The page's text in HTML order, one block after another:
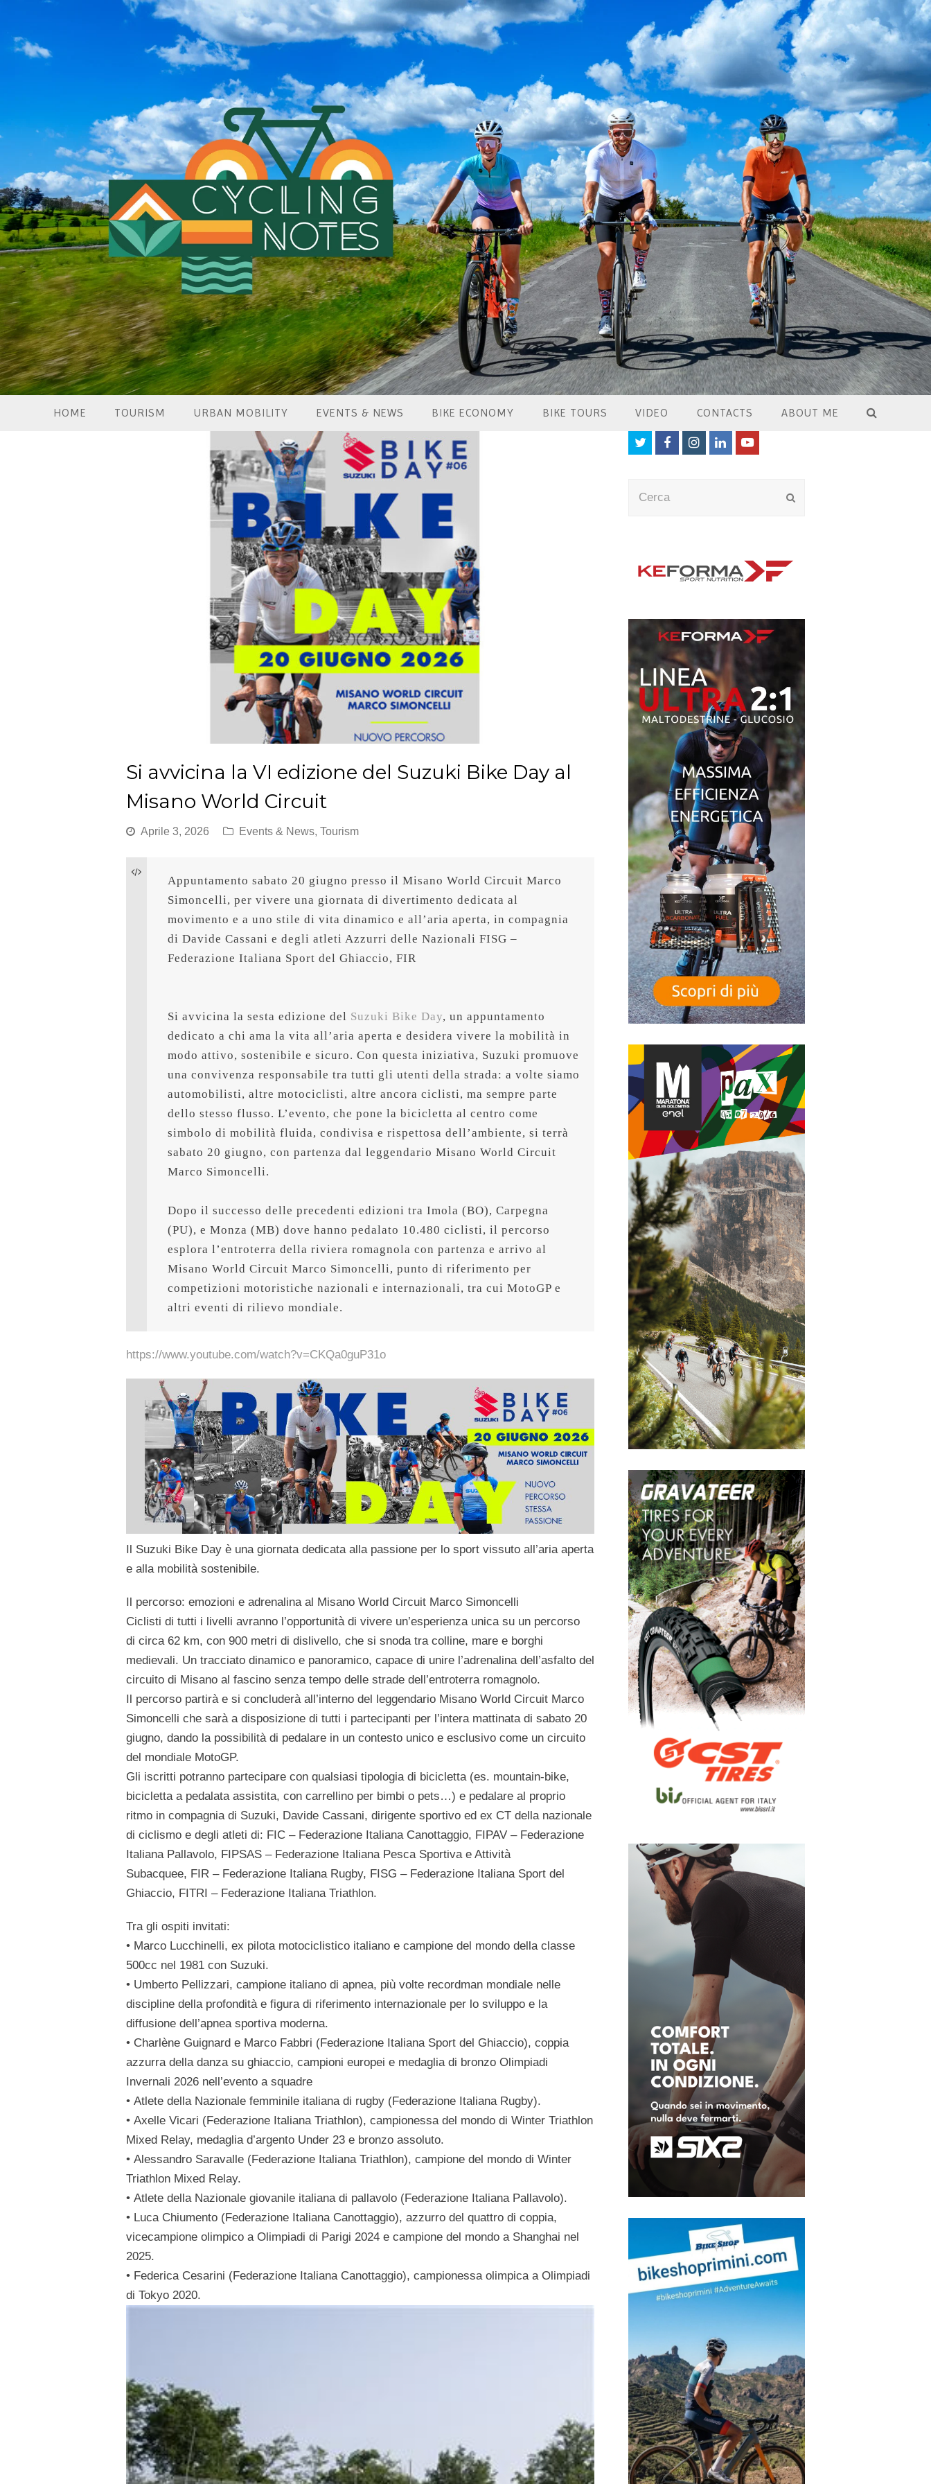
HOME TOURISM URBAN MOBILITY EVENTS & NEWS BIKE ECONOMY BIKE TOURS VIDEO CONTACTS ABOUT ME
Si avvicina la VI edizione del Suzuki Bike Day al
Misano World Circuit
Aprile 3, 2026 Events & News, Tourism
Appuntamento sabato 20 giugno presso il Misano World Circuit Marco
Simoncelli, per vivere una giornata di divertimento dedicata al
movimento e a uno stile di vita dinamico e all’aria aperta, in compagnia
di Davide Cassani e degli atleti Azzurri delle Nazionali FISG –
Si avvicina la sesta edizione del Suzuki Bike Day, un appuntamento
dedicato a chi ama la vita all’aria aperta e desidera vivere la mobilità in
modo attivo, sostenibile e sicuro. Con questa iniziativa, Suzuki promuove
una convivenza responsabile tra tutti gli utenti della strada: a volte siamo
automobilisti, altre motociclisti, altre ancora ciclisti, ma sempre parte
dello stesso flusso. L’evento, che pone la bicicletta al centro come
sabato 20 giugno, con partenza dal leggendario Misano World Circuit
Marco Simoncelli .
Dopo il successo delle precedenti edizioni tra Imola (BO), Carpegna
(PU), e Monza (MB) dove hanno pedalato 10.480 ciclisti, il percorso
esplora l’entroterra della riviera romagnola con partenza e arrivo al
Misano World Circuit Marco Simoncelli, punto di riferimento per
competizioni motoristiche nazionali e internazionali, tra cui MotoGP e
altri eventi di rilievo mondiale.
https://www.youtube.com/watch?v=CKQa0guP31o
Il Suzuki Bike Day è una giornata dedicata alla passione per lo sport vissuto all’aria aperta
e alla mobilità sostenibile.
Il percorso: emozioni e adrenalina al Misano World Circuit Marco Simoncelli
Ciclisti di tutti i livelli avranno l’opportunità di vivere un’esperienza unica su un percorso
di circa 62 km, con 900 metri di dislivello, che si snoda tra colline, mare e borghi
medievali. Un tracciato dinamico e panoramico, capace di unire l’adrenalina dell’asfalto del
circuito di Misano al fascino senza tempo delle strade dell’entroterra romagnolo.
Il percorso partirà e si concluderà all’interno del leggendario Misano World Circuit Marco
Simoncelli che sarà a disposizione di tutti i partecipanti per l’intera mattinata di sabato 20
giugno, dando la possibilità di pedalare in un contesto unico e esclusivo come un circuito
del mondiale MotoGP.
Gli iscritti potranno partecipare con qualsiasi tipologia di bicicletta (es. mountain-bike,
bicicletta a pedalata assistita, con carrellino per bimbi o pets…) e pedalare al proprio
ritmo in compagnia di Suzuki, Davide Cassani, dirigente sportivo ed ex CT della nazionale
di ciclismo e degli atleti di: FIC – Federazione Italiana Canottaggio, FIPAV – Federazione
Italiana Pallavolo, FIPSAS – Federazione Italiana Pesca Sportiva e Attività
Subacquee, FIR – Federazione Italiana Rugby, FISG – Federazione Italiana Sport del
Ghiaccio, FITRI – Federazione Italiana Triathlon.
Tra gli ospiti invitati:
• Marco Lucchinelli, ex pilota motociclistico italiano e campione del mondo della classe
500cc nel 1981 con Suzuki.
• Umberto Pellizzari, campione italiano di apnea, più volte recordman mondiale nelle
discipline della profondità e figura di riferimento internazionale per lo sviluppo e la
diffusione dell’apnea sportiva moderna.
• Charlène Guignard e Marco Fabbri (Federazione Italiana Sport del Ghiaccio), coppia
azzurra della danza su ghiaccio, campioni europei e medaglia di bronzo Olimpiadi
Invernali 2026 nell’evento a squadre
• Atlete della Nazionale femminile italiana di rugby (Federazione Italiana Rugby).
• Axelle Vicari (Federazione Italiana Triathlon), campionessa del mondo di Winter Triathlon
Mixed Relay, medaglia d’argento Under 23 e bronzo assoluto.
• Alessandro Saravalle (Federazione Italiana Triathlon), campione del mondo di Winter
Triathlon Mixed Relay.
• Atlete della Nazionale giovanile italiana di pallavolo (Federazione Italiana Pallavolo).
• Luca Chiumento (Federazione Italiana Canottaggio), azzurro del quattro di coppia,
vicecampione olimpico a Olimpiadi di Parigi 2024 e campione del mondo a Shanghai nel
2025.
• Federica Cesarini (Federazione Italiana Canottaggio), campionessa olimpica a Olimpiadi
di Tokyo 2020.
TwitterFacebookInstagram
LinkedInYoutube